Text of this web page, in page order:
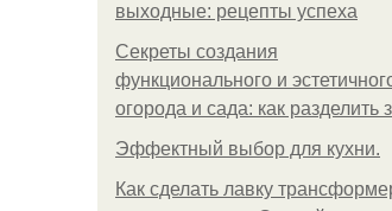
выходные: рецепты успеха
Секреты создания
функционального и
огорода и сада: как разделить
Эффектный выбор для кухни.
Как сделать лавку